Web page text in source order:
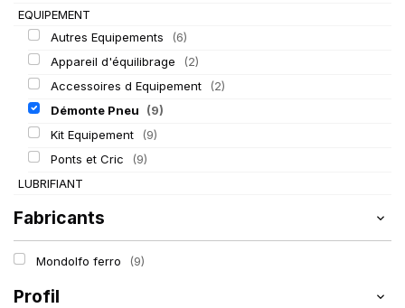
EQUIPEMENT
Autres Equipements
(6)
Appareil d'équilibrage
(2)
Accessoires d Equipement
(2)
Démonte Pneu
(9)
Kit Equipement
(9)
Ponts et Cric
(9)
LUBRIFIANT
Fabricants
Mondolfo ferro (9)
Profil